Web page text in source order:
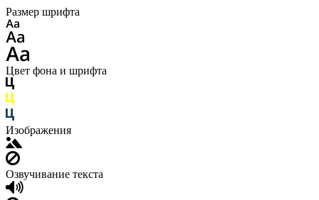
Размер шрифта
Цвет фона и шрифта
Изображения
Озвучивание текста